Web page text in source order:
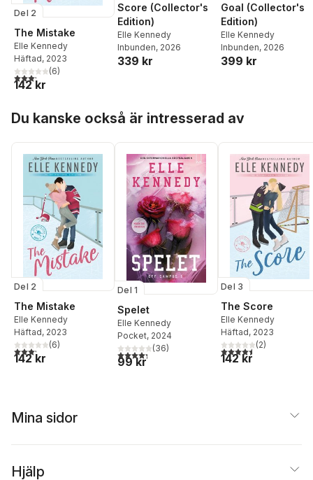
Del 2
The Mistake
Elle Kennedy
Häftad, 2023
3,2utav 5 stjärnor. Totalt antal röster:
(6)
142 kr
Score (Collector's
Edition)
Elle Kennedy
Inbunden, 2026
339 kr
Goal (Collector's
Edition)
Elle Kennedy
Inbunden, 2026
399 kr
Du kanske också är intresserad av
Del 2
The Mistake
Elle Kennedy
Häftad, 2023
3,2utav 5 stjärnor. Totalt antal röster:
(6)
142 kr
Del 1
Spelet
Elle Kennedy
Pocket, 2024
4,3utav 5 stjärnor. Totalt antal röster:
(36)
99 kr
Del 3
The Score
Elle Kennedy
Häftad, 2023
4,5utav 5 stjärnor.
(2)
142 kr
Mina sidor
Hjälp